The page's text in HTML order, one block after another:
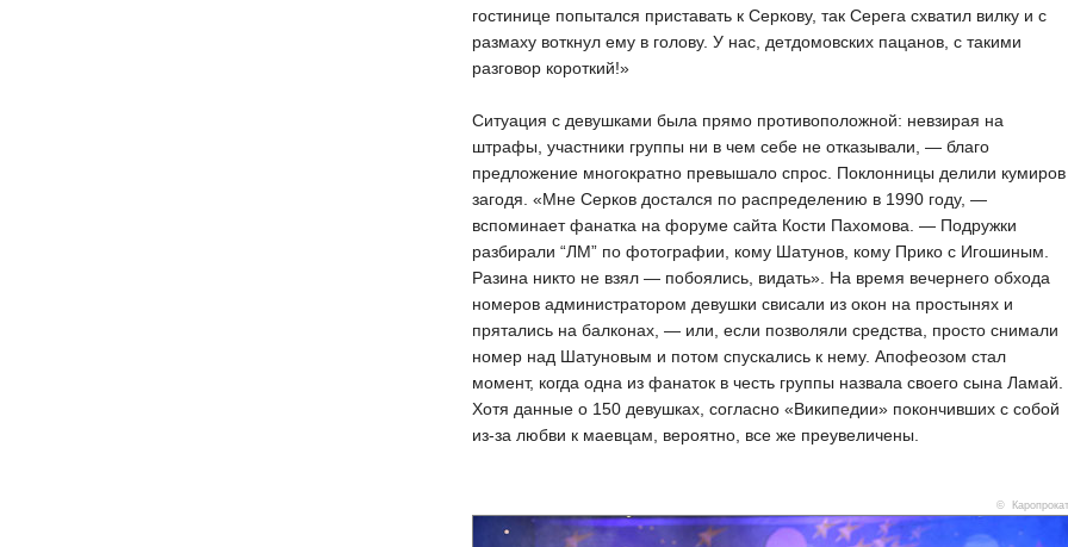
гостинице попытался приставать к Серкову, так Серега схватил вилку и с
размаху воткнул ему в голову. У нас, детдомовских пацанов, с такими
разговор короткий!»
Ситуация с девушками была прямо противоположной: невзирая на
штрафы, участники группы ни в чем себе не отказывали, — благо
предложение многократно превышало спрос. Поклонницы делили кумиров
загодя. «Мне Серков достался по распределению в 1990 году, —
вспоминает фанатка на форуме сайта Кости Пахомова. — Подружки
разбирали “ЛМ” по фотографии, кому Шатунов, кому Прико с Игошиным.
Разина никто не взял — побоялись, видать». На время вечернего обхода
номеров администратором девушки свисали из окон на простынях и
прятались на балконах, — или, если позволяли средства, просто снимали
номер над Шатуновым и потом спускались к нему. Апофеозом стал
момент, когда одна из фанаток в честь группы назвала своего сына Ламай.
Хотя данные о 150 девушках, согласно «Википедии» покончивших с собой
из-за любви к маевцам, вероятно, все же преувеличены.
© Каропрокат